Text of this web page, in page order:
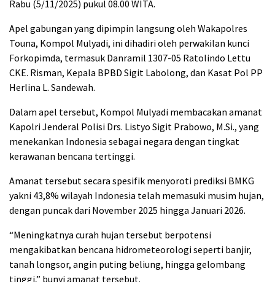
Rabu (5/11/2025) pukul 08.00 WITA.
Apel gabungan yang dipimpin langsung oleh Wakapolres
Touna, Kompol Mulyadi, ini dihadiri oleh perwakilan kunci
Forkopimda, termasuk Danramil 1307-05 Ratolindo Lettu
CKE. Risman, Kepala BPBD Sigit Labolong, dan Kasat Pol PP
Herlina L. Sandewah.
Dalam apel tersebut, Kompol Mulyadi membacakan amanat
Kapolri Jenderal Polisi Drs. Listyo Sigit Prabowo, M.Si., yang
menekankan Indonesia sebagai negara dengan tingkat
kerawanan bencana tertinggi.
Amanat tersebut secara spesifik menyoroti prediksi BMKG
yakni 43,8% wilayah Indonesia telah memasuki musim hujan,
dengan puncak dari November 2025 hingga Januari 2026.
“Meningkatnya curah hujan tersebut berpotensi
mengakibatkan bencana hidrometeorologi seperti banjir,
tanah longsor, angin puting beliung, hingga gelombang
tinggi,” bunyi amanat tersebut.